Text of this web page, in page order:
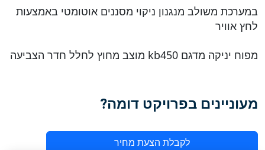
במערכת משולב מנגנון ניקוי מסננים אוטומטי באמצעות
לחץ אוויר
מפוח יניקה מדגם kb450 מוצב מחוץ לחלל חדר הצביעה
מעוניינים בפרויקט דומה?
לקבלת הצעת מחיר